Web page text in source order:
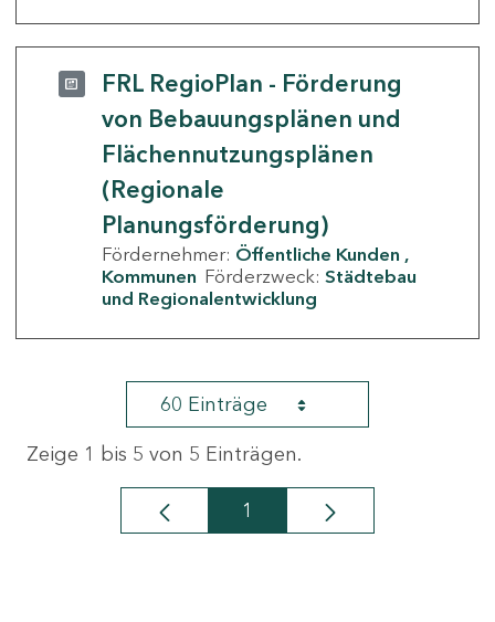
FRL RegioPlan - Förderung
von Bebauungsplänen und
Flächennutzungsplänen
(Regionale
Planungsförderung)
Fördernehmer: Öffentliche Kunden
Kommunen Förderzweck: Städtebau
und Regionalentwicklung
60 Einträge
Zeige 1 bis 5 von 5 Einträgen.
Seite
1